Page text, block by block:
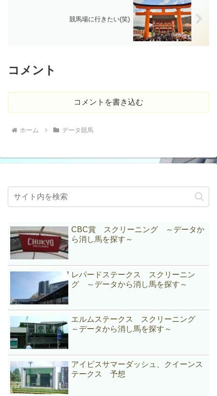
競馬場に行きたい(笑)
コメント
コメントを書き込む
ホーム データ競馬
CBC賞 スクリーニング ～データか
ら消し馬を探す～
レパードステークス スクリーニン
グ ～データから消し馬を探す～
エルムステークス スクリーニング
～データから消し馬を探す～
アイビスサマーダッシュ、クイーンス
テークス 予想